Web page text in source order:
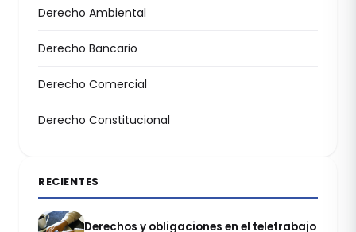
Derecho Ambiental
Derecho Bancario
Derecho Comercial
Derecho Constitucional
RECIENTES
Derechos y obligaciones en el teletrabajo